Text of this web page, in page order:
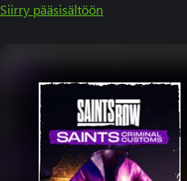
Siirry pääsisältöön